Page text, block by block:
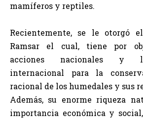
mamíferos y reptiles.
Recientemente, se le otorgó
Ramsar el cual, tiene por
acciones nacionales y
internacional para la
racional de los humedales y sus
Además, su enorme riqueza
importancia económica y